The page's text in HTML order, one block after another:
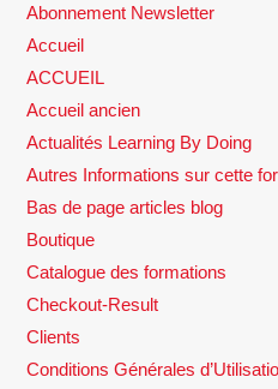
Abonnement Newsletter
Accueil
ACCUEIL
Accueil ancien
Actualités Learning By Doing
Autres Informations sur cette
Bas de page articles blog
Boutique
Catalogue des formations
Checkout-Result
Clients
Conditions Générales